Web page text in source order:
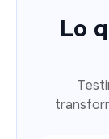
Lo